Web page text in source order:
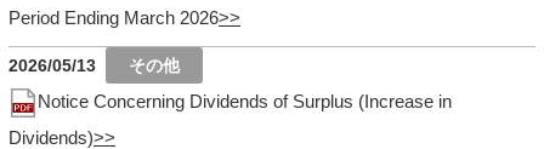
Period Ending March 2026
2026/05/13
Notice Concerning Dividends of Surplus (Increase in
Dividends)